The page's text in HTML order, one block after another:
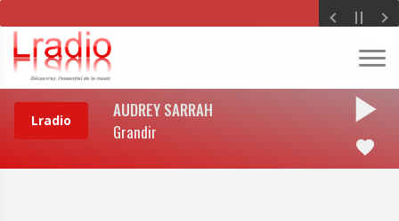
AUDREY SARRAH
Grandir
play_arrow
favorite